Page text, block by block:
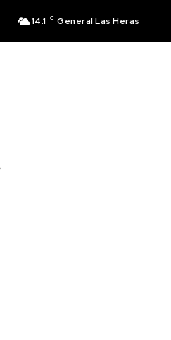
14.1 C General Las Heras